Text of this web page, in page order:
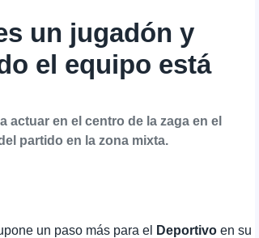
un jugadón y
el equipo está
actuar en el centro de la zaga en el
partido en la zona mixta.
un paso más para el Deportivo en su